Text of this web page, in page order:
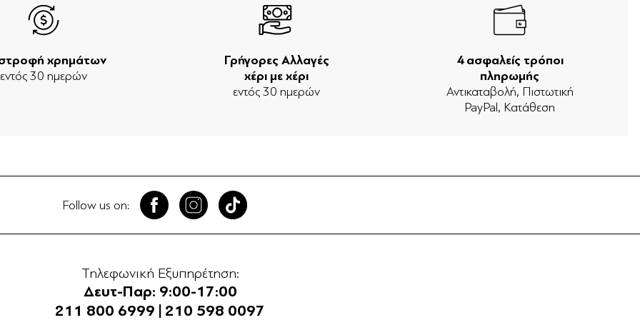
χρημάτων
εντός 30 ημερών
Γρήγορες Αλλαγές
χέρι με χέρι
εντός 30 ημερών
4 ασφαλείς τρόποι
πληρωμής
Αντικαταβολή, Πιστωτική
PayPal, Κατάθεση
Follow us on:
Τηλεφωνική Εξυπηρέτηση:
Δευτ-Παρ: 9:00-17:00
211 800 6999
210 598 0097